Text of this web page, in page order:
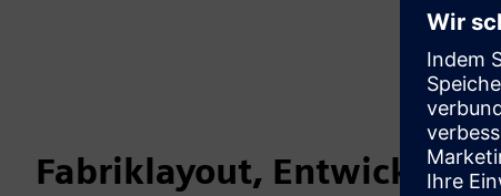
Fabriklayout,